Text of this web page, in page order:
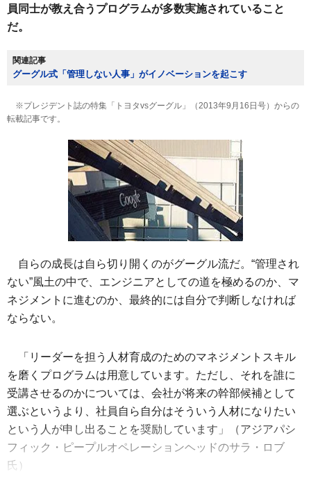
員同士が教え合うプログラムが多数実施されていること
だ。
関連記事
グーグル式「管理しない人事」がイノベーションを起こす
※プレジデント誌の特集「トヨタvsグーグル」（2013年9月16日号）からの
転載記事です。
自らの成長は自ら切り開くのがグーグル流だ。“管理され
ない”風土の中で、エンジニアとしての道を極めるのか、マ
ネジメントに進むのか、最終的には自分で判断しなければ
ならない。
「リーダーを担う人材育成のためのマネジメントスキル
を磨くプログラムは用意しています。ただし、それを誰に
受講させるのかについては、会社が将来の幹部候補として
選ぶというより、社員自ら自分はそういう人材になりたい
という人が申し出ることを奨励しています」（アジアパシ
フィック・ピープルオペレーションヘッドのサラ・ロブ
氏）